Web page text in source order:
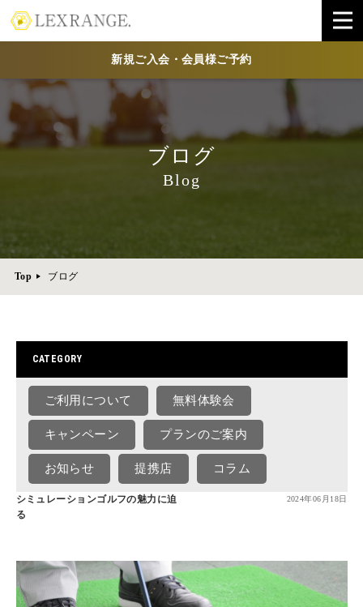
新規ご入会・会員様ご予約
ブログ
Blog
Top ブログ
CATEGORY
ご利用について 無料体験会
キャンペーン プランのご案内
お知らせ 提携店 コラム
シミュレーションゴルフの魅力に迫
る
2024年06月18日